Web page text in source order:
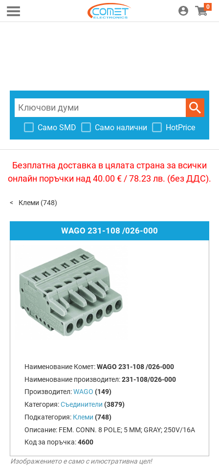
0
Само SMD Само налични HotPrice
Безплатна доставка в цялата страна за всички
онлайн поръчки над 40.00 € / 78.23 лв. (без ДДС).
Клеми (748)
WAGO 231-108 /026-000
Наименование Комет:WAGO 231-108 /026-000
Наименование производител:231-108/026-000
Производител:WAGO (149)
Категория:Съединители (3879)
Подкатегория: Клеми (748)
Описание: FEM. CONN. 8 POLE; 5 MM; GRAY; 250V/16A
Код за поръчка:4600
Изображението е само с илюстративна цел!